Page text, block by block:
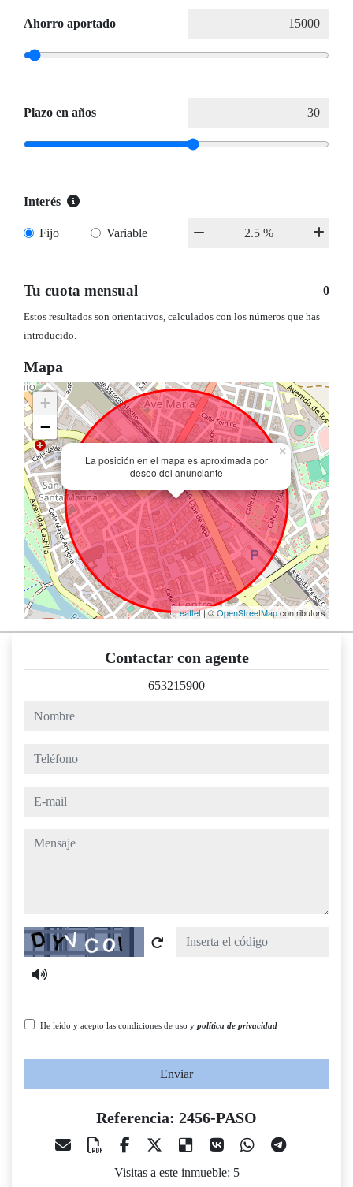
Ahorro aportado
Plazo en años
Interés
Fijo Variable
Tu cuota mensual 0
Estos resultados son orientativos, calculados con los números que has
introducido.
Mapa
La posición en el mapa es aproximada por
deseo del anunciante
×
+
−
Leaflet| ©OpenStreetMapcontributors
Contactar con agente
653215900
nombre
teléfono
e-mail
mensaje
Captcha
He leído y acepto las condiciones de uso y política de privacidad
Enviar
Referencia: 2456-PASO
Visitas a este inmueble: 5